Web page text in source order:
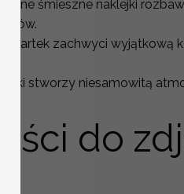
śmieszne naklejki
kartek zachwyci wyjątkową
stworzy niesamowitą
do